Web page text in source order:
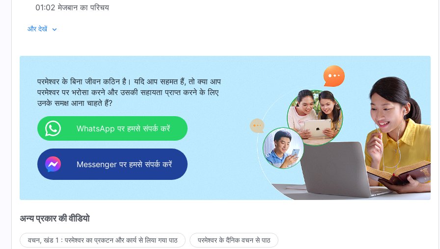
01:02 मेजबान का परिचय
04:28 भजन गाना : "मधुर प्रेम का गीत"
10:56 बहन व्लाधिया अपनी अनुभवजन्य गवाही साझा करती हैं : मैं अब रुतबे से बाधित नहीं हूँ
31:03 परमेश्वर के वचनों का भजन गाना : "युवाओं को जिन बातों का अनुसरण करना चाहिए"
32:02 भाई क्लाउड अपनी अनुभवजन्य गवाही साझा करते हैं : क्या चापलूस होना वाकई अच्छा है?
52:34 भजन गाना : "सर्वशक्तिमान परमेश्वर का गुणगान कभी न खत्म होगा"
53:54 मेज़बान के समापन वचन
और देखें
परमेश्वर के बिना जीवन कठिन है। यदि आप सहमत हैं, तो क्या आप
परमेश्वर पर भरोसा करने और उसकी सहायता प्राप्त करने के लिए
उनके समक्ष आना चाहते हैं?
WhatsApp पर हमसे संपर्क करें
Messenger पर हमसे संपर्क करें
अन्य प्रकार की वीडियो
वचन, खंड 1 : परमेश्वर का प्रकटन और कार्य से लिया गया पाठ परमेश्वर के दैनिक वचन से पाठ